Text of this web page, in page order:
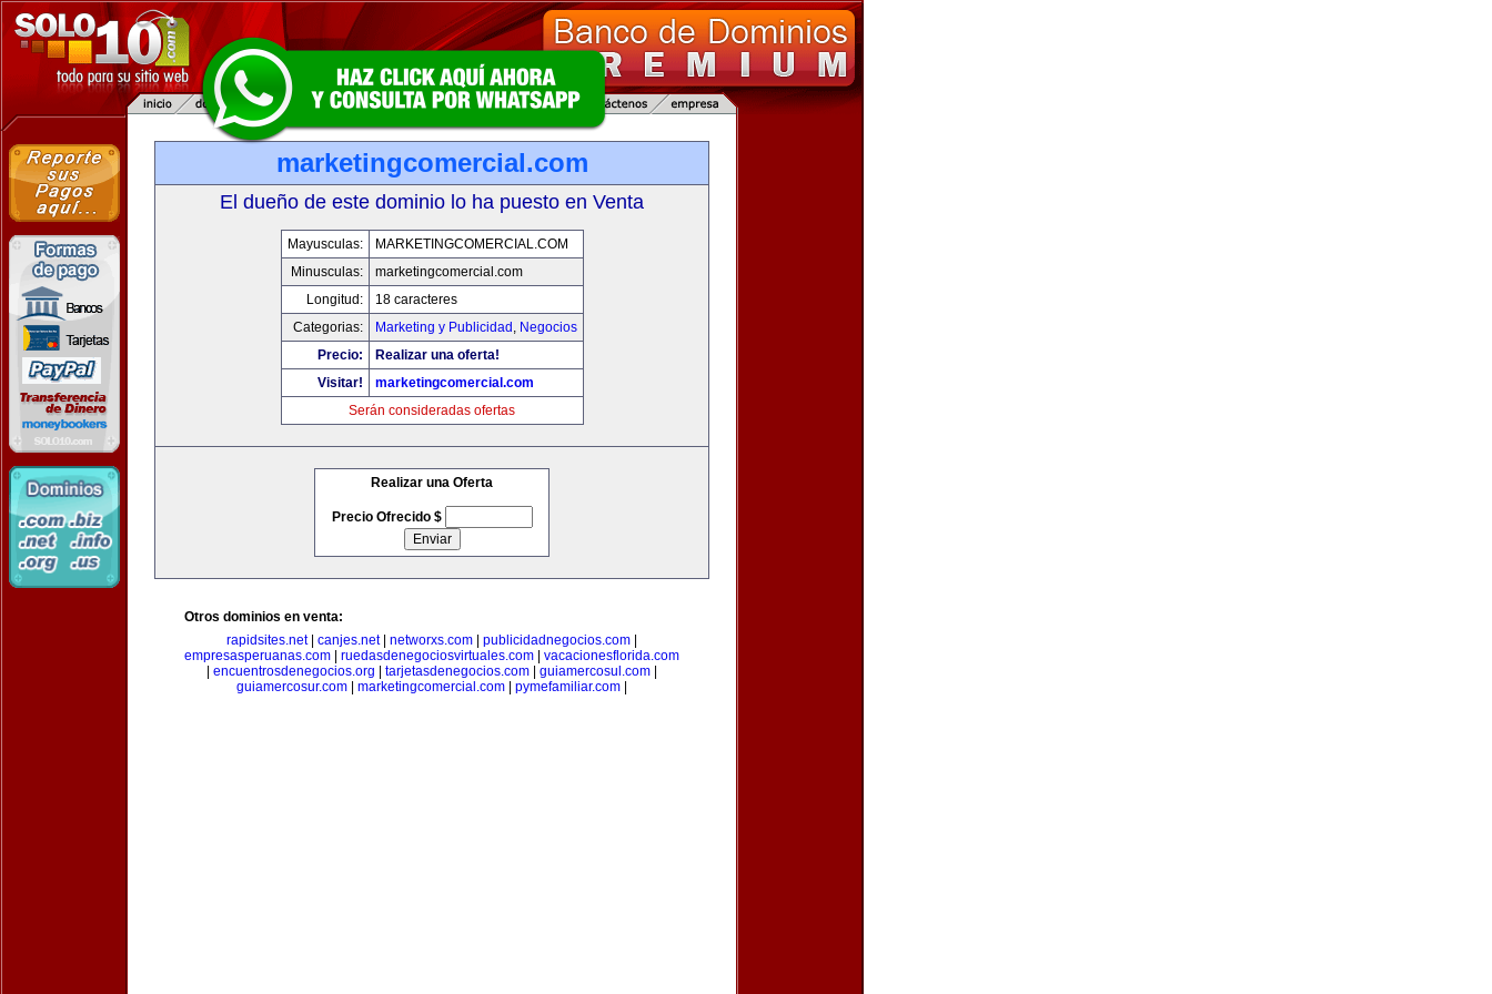
marketingcomercial.com
El dueño de este dominio lo ha puesto en Venta
Mayusculas:
MARKETINGCOMERCIAL.COM
Minusculas:
marketingcomercial.com
Longitud:
18 caracteres
Categorias:
Marketing y Publicidad , Negocios
Precio:
Realizar una oferta!
Visitar!
marketingcomercial.com
Serán consideradas ofertas
Realizar una Oferta
Precio Ofrecido $
Otros dominios en venta:
rapidsites.net| canjes.net| networxs.com publicidadnegocios.com
empresasperuanas.com
ruedasdenegociosvirtuales.com
vacacionesflorida.com
encuentrosdenegocios.org tarjetasdenegocios.com guiamercosul.com
guiamercosur.com
marketingcomercial.com pymefamiliar.com